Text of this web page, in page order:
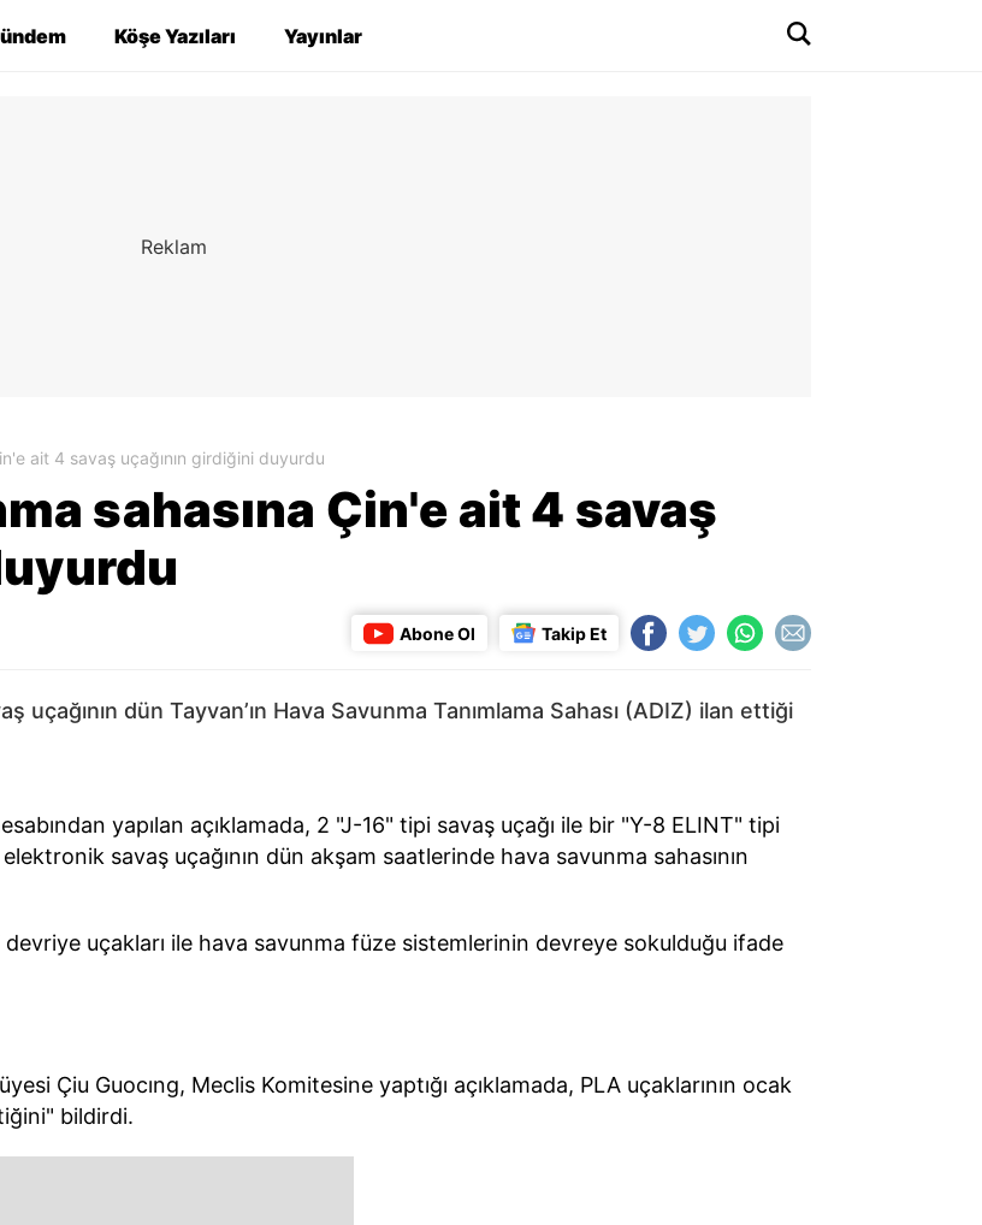
Köşe Yazıları Yayınlar
ait 4 savaş uçağının girdiğini duyurdu
sahasına Çin'e ait 4 savaş
Abone Ol Takip Et
dün Tayvan’ın Hava Savunma Tanımlama Sahası (ADIZ) ilan ettiği
yapılan açıklamada, 2 "J-16" tipi savaş uçağı ile bir "Y-8 ELINT" tipi
savaş uçağının dün akşam saatlerinde hava savunma sahasının
devriye uçakları ile hava savunma füze sistemlerinin devreye sokulduğu ifade
Çiu Guocıng, Meclis Komitesine yaptığı açıklamada, PLA uçaklarının ocak
bildirdi.